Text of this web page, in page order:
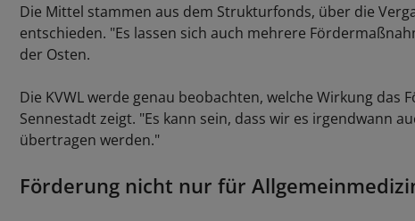
Die Mittel stammen aus dem Strukturfonds, über die
entschieden. "Es lassen sich auch mehrere
der Osten.
Die KVWL werde genau beobachten, welche Wirkung das
Sennestadt zeigt. "Es kann sein, dass wir es irgendwann
übertragen werden."
Förderung nicht nur für